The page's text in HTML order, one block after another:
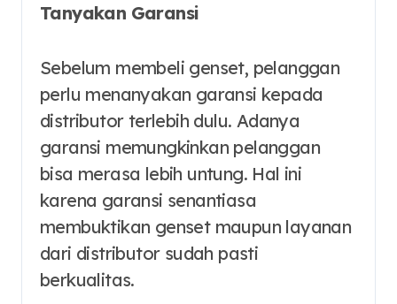
Tanyakan Garansi
Sebelum membeli genset, pelanggan
perlu menanyakan garansi kepada
distributor terlebih dulu. Adanya
garansi memungkinkan pelanggan
bisa merasa lebih untung. Hal ini
karena garansi senantiasa
membuktikan genset maupun layanan
dari distributor sudah pasti
berkualitas.